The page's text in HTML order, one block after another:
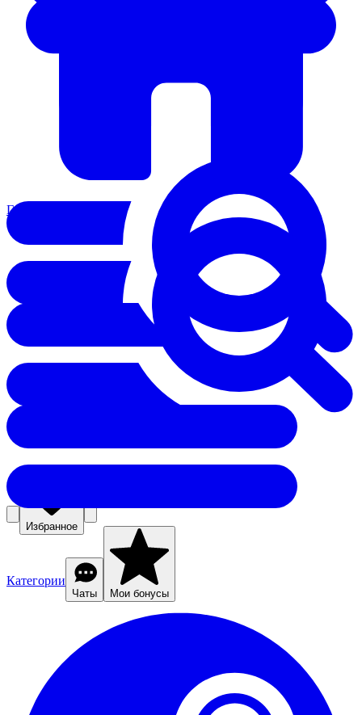
Избранное
Главная
Категории
Чаты Мои бонусы